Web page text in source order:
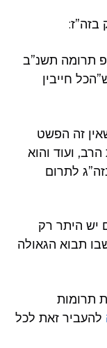
בזה”ז:
תרומה תשנ”ב
חייבין
זה הפשט
ועוד והוא
לתרום
יש היתר רק
תבוא הגאולה
תרומות
להעביר זאת לכל